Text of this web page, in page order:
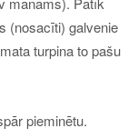
(nosacīti) galvenie
turpina to pašu
pieminētu.